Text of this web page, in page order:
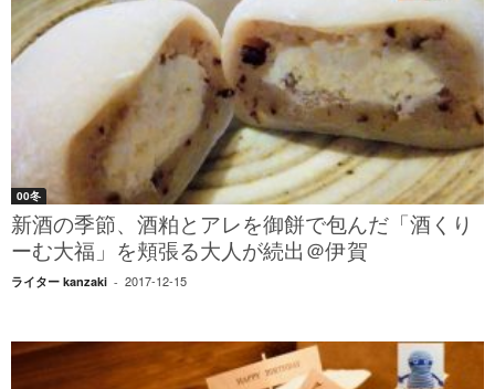
00冬
新酒の季節、酒粕とアレを御餅で包んだ「酒くり
ーむ大福」を頬張る大人が続出＠伊賀
ライター kanzaki - 2017-12-15